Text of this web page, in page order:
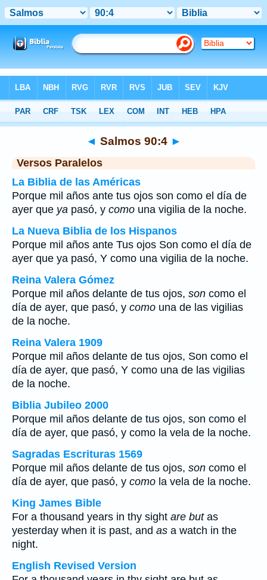
>Salmos Capítulo 90 > Verso 4
◄ Salmos 90:4 ►
Versos Paralelos
La Biblia de las Américas
Porque mil años ante tus ojos son como el día de
ayer que ya pasó, y como una vigilia de la noche.
La Nueva Biblia de los Hispanos
Porque mil años ante Tus ojos Son como el día de
ayer que ya pasó, Y como una vigilia de la noche.
Reina Valera Gómez
Porque mil años delante de tus ojos, son como el
día de ayer, que pasó, y como una de las vigilias
de la noche.
Reina Valera 1909
Porque mil años delante de tus ojos, Son como el
día de ayer, que pasó, Y como una de las vigilias
de la noche.
Biblia Jubileo 2000
Porque mil años delante de tus ojos, son como el
día de ayer, que pasó, y como la vela de la noche.
Sagradas Escrituras 1569
Porque mil años delante de tus ojos, son como el
día de ayer, que pasó, y como la vela de la noche.
King James Bible
For a thousand years in thy sight are butas
yesterday when it is past, and as a watch in the
night.
English Revised Version